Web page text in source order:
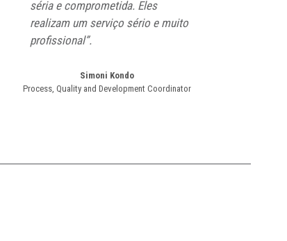
séria e comprometida. Eles
realizam um serviço sério e muito
profissional”.
Simoni Kondo
Process, Quality and Development Coordinator